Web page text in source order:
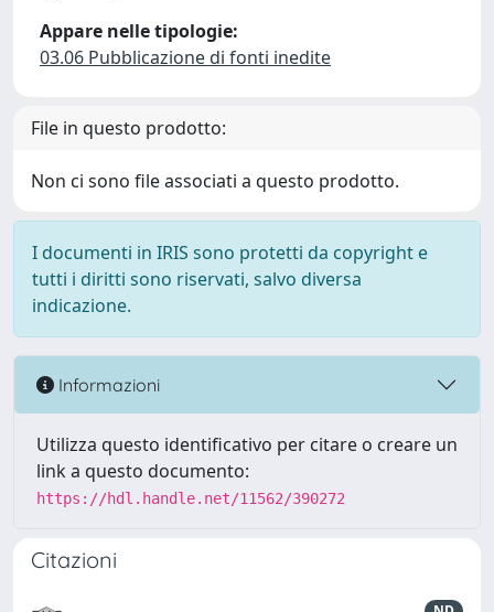
Appare nelle tipologie:
03.06 Pubblicazione di fonti inedite
File in questo prodotto:
Non ci sono file associati a questo prodotto.
I documenti in IRIS sono protetti da copyright e
tutti i diritti sono riservati, salvo diversa
indicazione.
Informazioni
Utilizza questo identificativo per citare o creare un
link a questo documento:
https://hdl.handle.net/11562/390272
Citazioni